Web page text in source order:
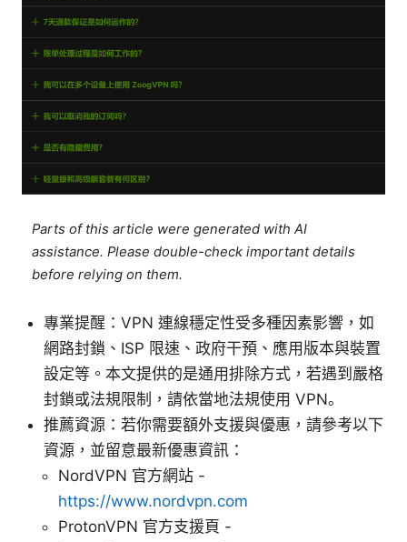
Parts of this article were generated with AI
assistance. Please double-check important details
before relying on them.
專業提醒：VPN 連線穩定性受多種因素影響，如
網路封鎖、ISP 限速、政府干預、應用版本與裝置
設定等。本文提供的是通用排除方式，若遇到嚴格
封鎖或法規限制，請依當地法規使用 VPN。
推薦資源：若你需要額外支援與優惠，請參考以下
資源，並留意最新優惠資訊：
NordVPN 官方網站 -
https://www.nordvpn.com
ProtonVPN 官方支援頁 -